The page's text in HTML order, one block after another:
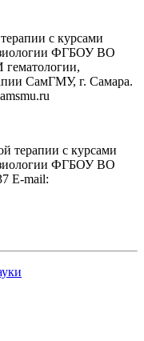
с курсами
ФГБОУ ВО
СамГМУ, г. Самара.
терапии с курсами
ФГБОУ ВО
E-mail: